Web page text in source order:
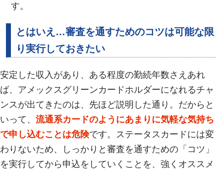
す。
とはいえ…審査を通すためのコツは可能な限
り実行しておきたい
安定した収入があり、ある程度の勤続年数さえあれ
ば、アメックスグリーンカードホルダーになれるチャ
ンスが出てきたのは、先ほど説明した通り。だからと
いって、 流通系カードのようにあまりに気軽な気持ち
で申し込むことは危険です。ステータスカードには変
わりないため、しっかりと審査を通すための「コツ」
を実行してから申込をしていくことを、強くオススメ